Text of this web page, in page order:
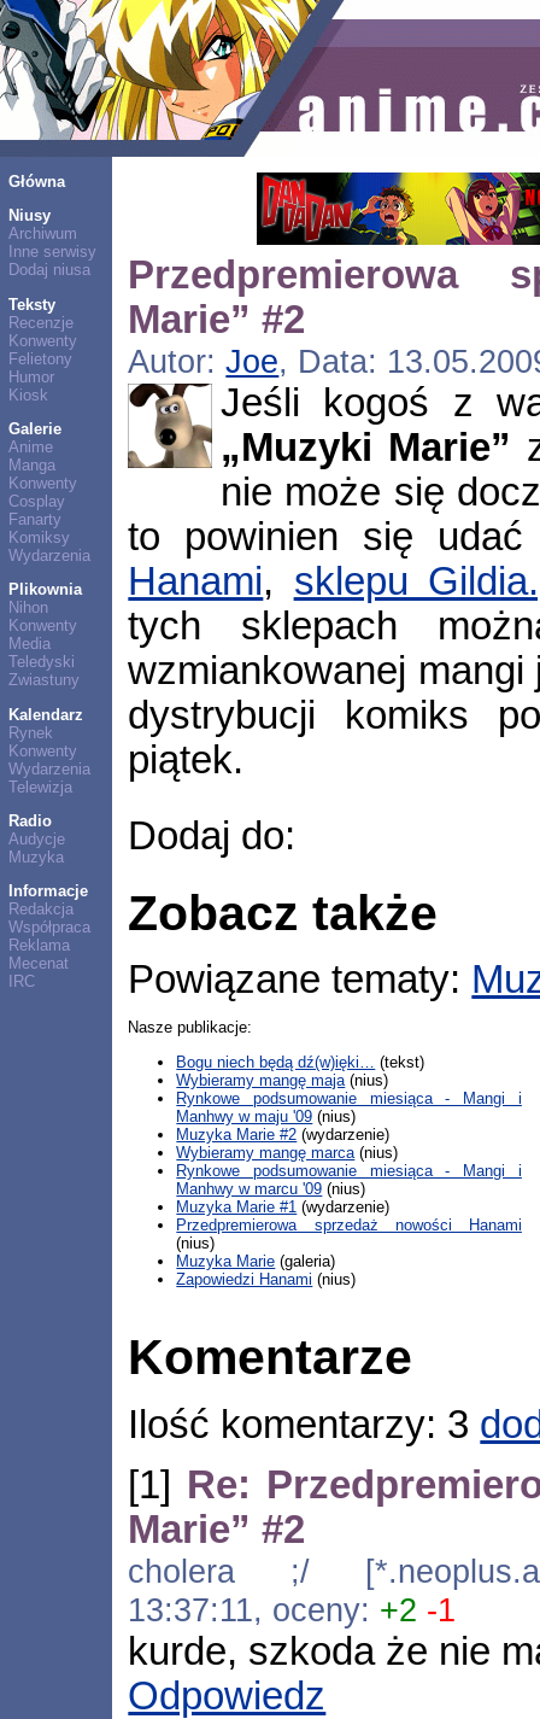
Główna
Niusy
Archiwum
Inne serwisy
Dodaj niusa
Teksty
Recenzje
Konwenty
Felietony
Humor
Kiosk
Galerie
Anime
Manga
Konwenty
Cosplay
Fanarty
Komiksy
Wydarzenia
Plikownia
Nihon
Konwenty
Media
Teledyski
Zwiastuny
Kalendarz
Rynek
Konwenty
Wydarzenia
Telewizja
Radio
Audycje
Muzyka
Informacje
Redakcja
Współpraca
Reklama
Mecenat
IRC
Przedpremierowa
Marie” #2
Autor:Joe, Data:
Jeśli kogoś z
„Muzyki Marie”
nie może się
to powinien się
Hanami, sklepu
tych sklepach
wzmiankowanej
dystrybucji komiks
piątek.
Dodaj do:
Zobacz także
Powiązane tematy:
Nasze publikacje:
Bogu niech będą dź(w)ięki…
(tekst)
Wybieramy mangę maja (nius)
Rynkowe podsumowanie miesiąca - Mangi i
Manhwy w maju '09 (nius)
Muzyka Marie #2 (wydarzenie)
Wybieramy mangę marca (nius)
Rynkowe podsumowanie miesiąca - Mangi i
Manhwy w marcu '09 (nius)
Muzyka Marie #1 (wydarzenie)
Przedpremierowa sprzedaż nowości Hanami
(nius)
Muzyka Marie (galeria)
Zapowiedzi Hanami (nius)
Komentarze
Ilość komentarzy: 3
[1] Re:
Marie” #2
cholera ;/
13:37:11, oceny: +2 -1
kurde, szkoda że nie
Odpowiedz